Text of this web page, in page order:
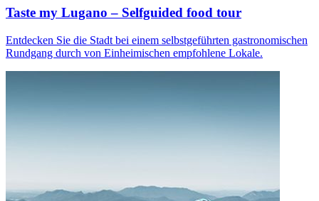
Taste my Lugano – Selfguided food tour
Entdecken Sie die Stadt bei einem selbstgeführten gastronomischen
Rundgang durch von Einheimischen empfohlene Lokale.